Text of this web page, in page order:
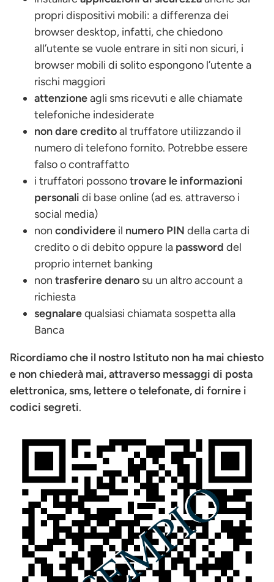
propri dispositivi mobili: a differenza dei
browser desktop, infatti, che chiedono
all’utente se vuole entrare in siti non sicuri, i
browser mobili di solito espongono l’utente a
rischi maggiori
attenzioneagli sms ricevuti e alle chiamate
telefoniche indesiderate
non dare creditoal truffatore utilizzando il
numero di telefono fornito. Potrebbe essere
falso o contraffatto
i truffatori possonotrovare le informazioni
personali di base online (ad es. attraverso i
social media)
non condividere il numero PIN della carta di
credito o di debito oppure la password del
proprio internet banking
non trasferire denaro su un altro account a
richiesta
segnalarequalsiasi chiamata sospetta alla
Banca
Ricordiamo che il nostro Istituto non ha mai chiesto
e non chiederà mai, attraverso messaggi di posta
elettronica, sms, lettere o telefonate, di fornire i
codici segreti.